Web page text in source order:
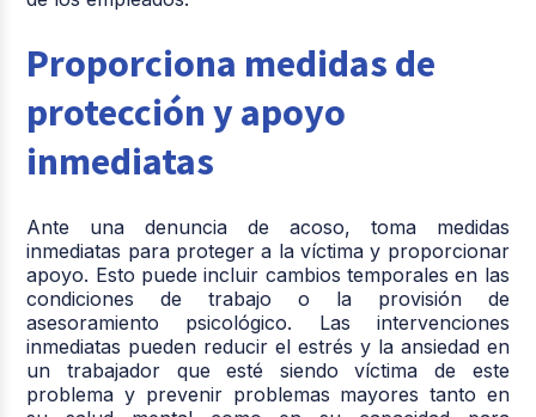
Proporciona medidas de
protección y apoyo
inmediatas
Ante una denuncia de acoso, toma medidas
inmediatas para proteger a la víctima y proporcionar
apoyo. Esto puede incluir cambios temporales en las
condiciones de trabajo o la provisión de
asesoramiento psicológico. Las intervenciones
inmediatas pueden reducir el estrés y la ansiedad en
un trabajador que esté siendo víctima de este
problema y prevenir problemas mayores tanto en